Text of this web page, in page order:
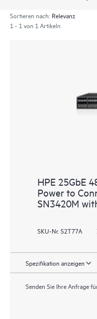
Sortieren nach:
1 - 1 von 1 Artikeln
HPE 25GbE
Power to
SN3420M
SKU-Nr. S2T77A
Spezifikation anzeigen
Senden Sie Ihre Anfrage